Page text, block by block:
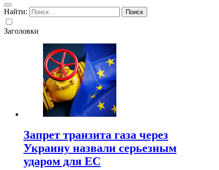
Найти:
Заголовки
Запрет транзита газа через
Украину назвали серьезным
ударом для ЕС